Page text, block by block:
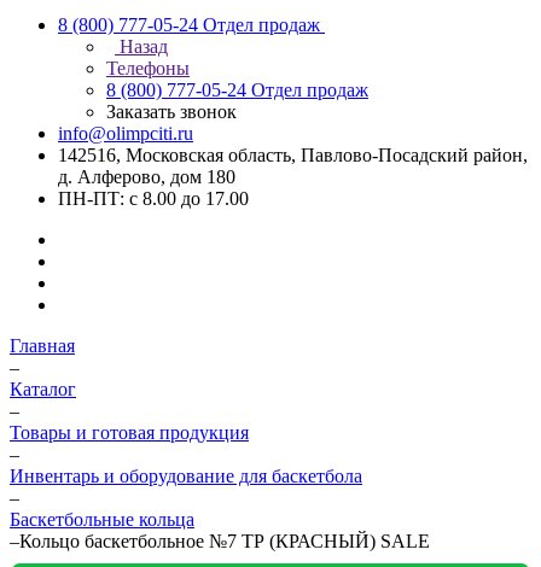
8 (800) 777-05-24 Отдел продаж
Назад
Телефоны
8 (800) 777-05-24 Отдел продаж
Заказать звонок
info@olimpciti.ru
142516, Московская область, Павлово-Посадский район,
д. Алферово, дом 180
ПН-ПТ: с 8.00 до 17.00
Главная
–
Каталог
–
Товары и готовая продукция
–
Инвентарь и оборудование для баскетбола
–
Баскетбольные кольца
–Кольцо баскетбольное №7 ТР (КРАСНЫЙ) SALE